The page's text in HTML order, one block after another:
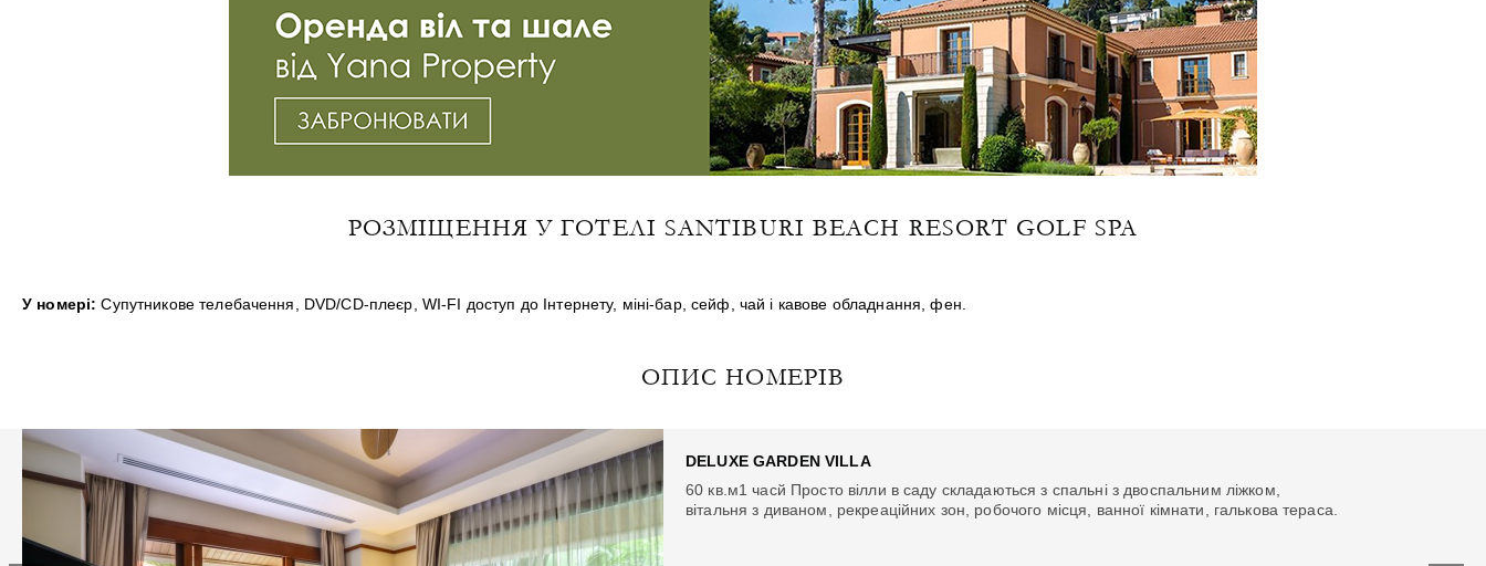
РОЗМІЩЕННЯ У ГОТЕЛІ SANTIBURI BEACH RESORT GOLF SPA
У номері: Супутникове телебачення, DVD/CD-плеєр, WI-FI доступ до Інтернету, міні-бар, сейф, чай і кавове обладнання, фен.
ОПИС НОМЕРІВ
DELUXE GARDEN VILLA
60 кв.м1 часй Просто вілли в саду складаються з спальні з двоспальним ліжком,
вітальня з диваном, рекреаційних зон, робочого місця, ванної кімнати, галькова тераса.